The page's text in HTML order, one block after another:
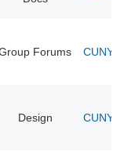
Forums CUNY
Design CUNY